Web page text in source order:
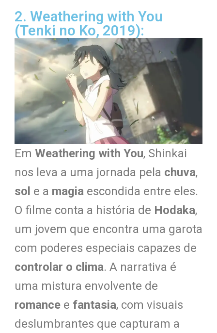
2. Weathering with You
(Tenki no Ko, 2019):
Em Weathering with You, Shinkai
nos leva a uma jornada pela chuva,
sol e a magia escondida entre eles.
O filme conta a história de Hodaka,
um jovem que encontra uma garota
com poderes especiais capazes de
controlar o clima. A narrativa é
uma mistura envolvente de
romance e fantasia, com visuais
deslumbrantes que capturam a